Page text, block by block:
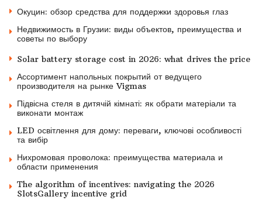
Окуцин: обзор средства для поддержки здоровья глаз
Недвижимость в Грузии: виды объектов, преимущества и
советы по выбору
Solar battery storage cost in 2026: what drives the price
Ассортимент напольных покрытий от ведущего
производителя на рынке Vigmas
Підвісна стеля в дитячій кімнаті: як обрати матеріали та
виконати монтаж
LED освітлення для дому: переваги, ключові особливості
та вибір
Нихромовая проволока: преимущества материала и
области применения
The algorithm of incentives: navigating the 2026
SlotsGallery incentive grid